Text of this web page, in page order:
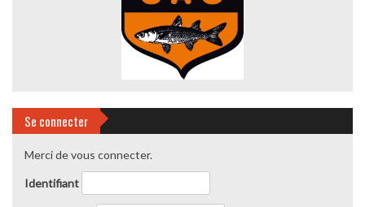
Se connecter
Merci de vous connecter.
Identifiant